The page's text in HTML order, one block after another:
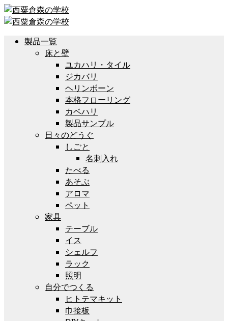
製品一覧
床と壁
ユカハリ・タイル
ジカバリ
ヘリンボーン
本格フローリング
カベハリ
製品サンプル
日々のどうぐ
しごと
名刺入れ
たべる
あそぶ
アロマ
ペット
家具
テーブル
イス
シェルフ
ラック
照明
自分でつくる
ヒトテマキット
巾接板